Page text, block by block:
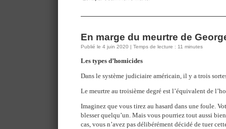
En marge du meurtre de
Publié le 4 juin 2020 | Temps de lecture : 11 minutes
Les types d’homicides
Dans le système judiciaire américain, il y a trois
Le meurtre au troisième degré est l’équivalent de
Imaginez que vous tirez au hasard dans une foule.
blesser quelqu’un. Mais vous pourriez tout aussi
cas, vous n’avez pas délibérément décidé de tuer